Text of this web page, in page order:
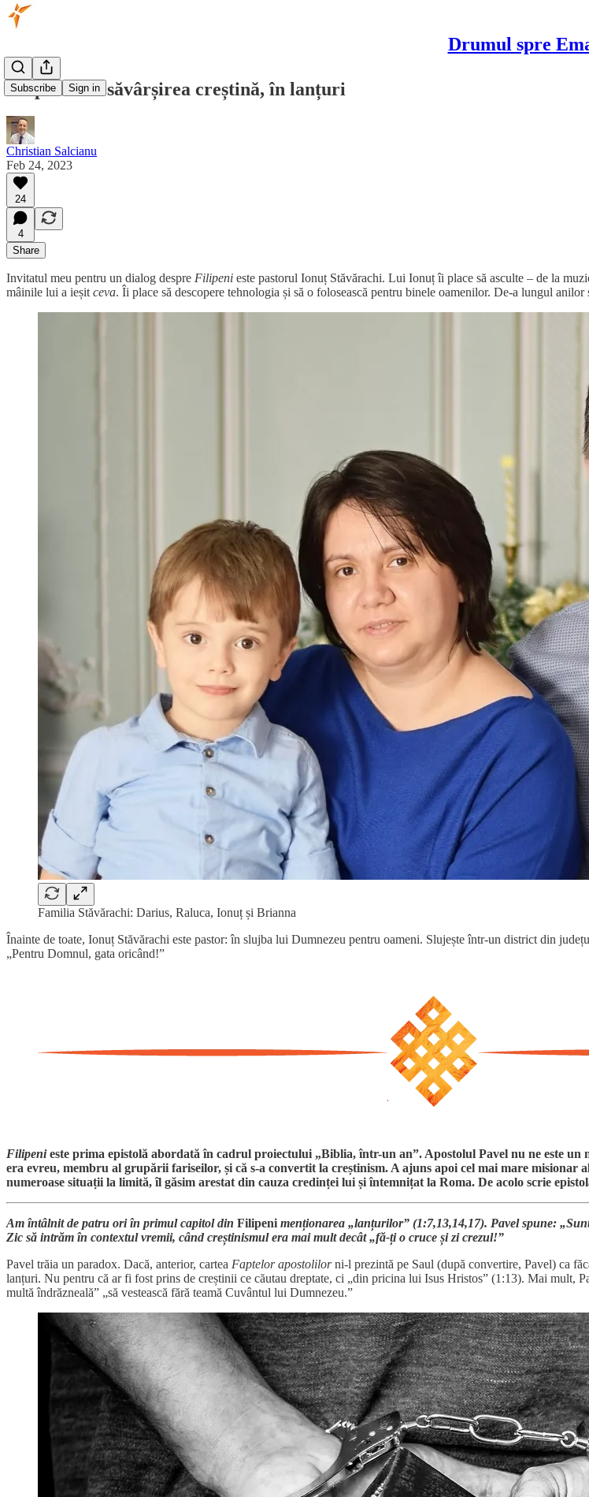
Drumul spre
Subscribe Sign in
Filipeni – desăvârșirea creștină, în lanțuri
Christian Salcianu
Feb 24, 2023
24
4
Share
Invitatul meu pentru un dialog despre Filipeni este pastorul Ionuț Stăvărachi. Lui Ionuț îi place să asculte – de la
mâinile lui a ieșit ceva. Îi place să descopere tehnologia și să o folosească pentru binele oamenilor. De-a lungul
Familia Stăvărachi: Darius, Raluca, Ionuț și Brianna
Înainte de toate, Ionuț Stăvărachi este pastor: în slujba lui Dumnezeu pentru oameni. Slujește într-un district din
„Pentru Domnul, gata oricând!”
Filipenieste prima epistolă abordată în cadrul proiectului „Biblia, într-un an”. Apostolul Pavel nu ne este un
era evreu, membru al grupării fariseilor, și că s-a convertit la creștinism. A ajuns apoi cel mai mare
numeroase situații la limită, îl găsim arestat din cauza credinței lui și întemnițat la Roma. De acolo scrie
Am întâlnit de patru ori în primul capitol din Filipeni menționarea „lanțurilor” (1:7,13,14,17). Pavel spune:
Zic să intrăm în contextul vremii, când creștinismul era mai mult decât „fă-ți o cruce și zi crezul!”
Pavel trăia un paradox. Dacă, anterior, cartea Faptelor apostolilorni-l prezintă pe Saul (după convertire, Pavel) ca
lanțuri. Nu pentru că ar fi fost prins de creștinii ce căutau dreptate, ci „din pricina lui Isus Hristos” (1:13). Mai mult,
multă îndrăzneală” „să vestească fără teamă Cuvântul lui Dumnezeu.”